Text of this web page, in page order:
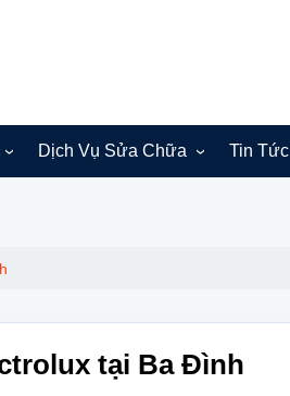
Dịch Vụ Sửa Chữa Tin Tức
tại Ba Đình